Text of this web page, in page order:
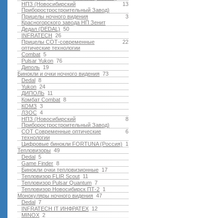
13
НПЗ (Новосибирский
Приборостростроительный Завод)
3
Прицелы ночного видения
Красногорского завода НП Зенит
50
Дедал (DEDAL)
26
INFRATECH
22
Прицелы СОТ-современные
оптические технологии
5
Combat
76
Pulsar Yukon
19
Диполь
73
Бинокли и очки ночного видения
8
Dedal
24
Yukon
11
ДИПОЛЬ
8
Комбат Combat
3
КОМЗ
4
ЛЗОС
8
НПЗ (Новосибирский
Приборостростроительный Завод)
6
СОТ Современные оптические
технологии
1
Цифровые бинокли FORTUNA (Россия)
49
Тепловизоры
5
Dedal
8
Game Finder
17
Бинокли очки тепловизионные
11
Тепловизор FLIR Scout
7
Тепловизор Pulsar Quantum
1
Тепловизор Новосибирск ПТ-2
47
Монокуляры ночного видения
7
Dedal
12
INFRATECH IT ИНФРАТЕХ
2
MINOX